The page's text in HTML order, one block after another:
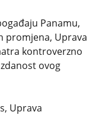
Panamu,
promjena, Uprava
kontroverzno
ovog
Uprava